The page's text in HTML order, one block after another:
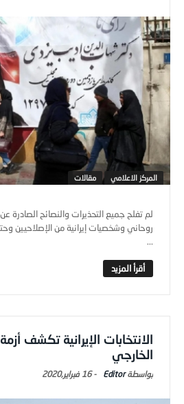
المركز الاعلامي مقالات
لم تفلح جميع التحذيرات والنصائح الصادرة
روحاني وشخصيات إيرانية من الإصلاحيين
...
الانتخابات الإيرانية تكشف
الخارجي
Editor
-16 فبراير,2020